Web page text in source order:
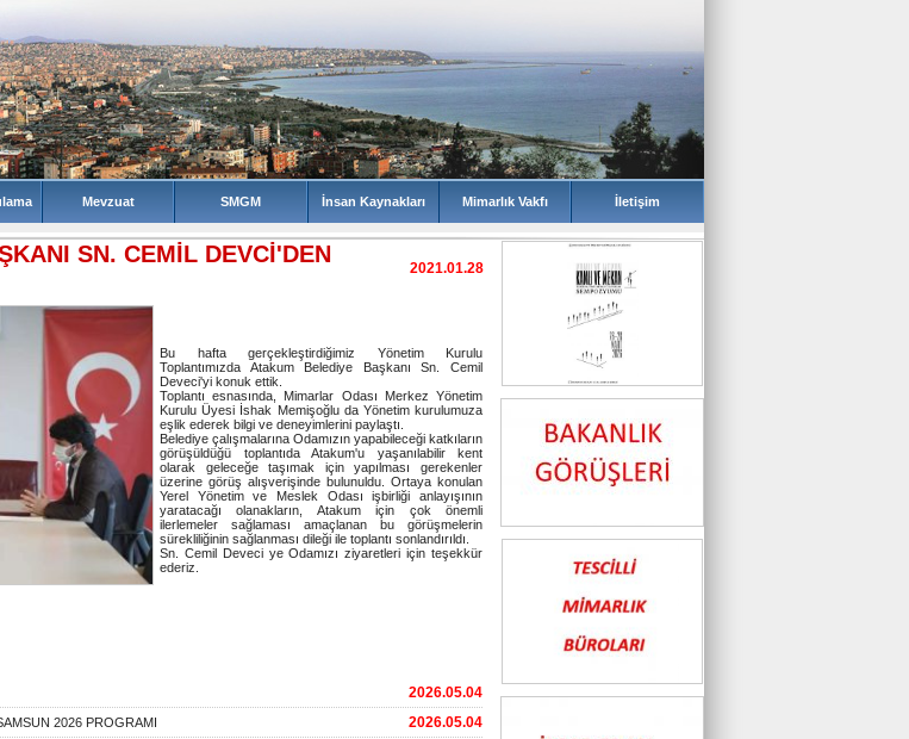
SN. CEMİL DEVCİ'DEN
2021.01.28
Bu hafta gerçekleştirdiğimiz Yönetim Kurulu
Toplantımızda Atakum Belediye Başkanı Sn. Cemil
Deveci'yi konuk ettik.
Toplantı esnasında, Mimarlar Odası Merkez Yönetim
Kurulu Üyesi İshak Memişoğlu da Yönetim kurulumuza
eşlik ederek bilgi ve deneyimlerini paylaştı.
Belediye çalışmalarına Odamızın yapabileceği katkıların
görüşüldüğü toplantıda Atakum'u yaşanılabilir kent
olarak geleceğe taşımak için yapılması gerekenler
üzerine görüş alışverişinde bulunuldu. Ortaya konulan
Yerel Yönetim ve Meslek Odası işbirliği anlayışının
yaratacağı olanakların, Atakum için çok önemli
ilerlemeler sağlaması amaçlanan bu görüşmelerin
sürekliliğinin sağlanması dileği ile toplantı sonlandırıldı.
Sn. Cemil Deveci ye Odamızı ziyaretleri için teşekkür
ederiz.
2026.05.04
2026 PROGRAMI 2026.05.04